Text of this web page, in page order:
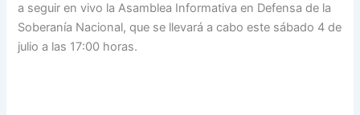
a seguir en vivo la Asamblea Informativa en Defensa de la
Soberanía Nacional, que se llevará a cabo este sábado 4 de
julio a las 17:00 horas.